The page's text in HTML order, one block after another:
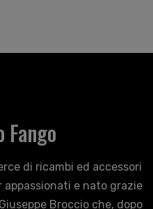
Fango
di ricambi ed accessori
appassionati e nato grazie
Broccio che, dopo